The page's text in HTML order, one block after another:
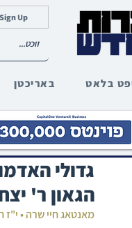
בלאט באריכטן
Up
גדולי
הגאון ר'
מאנטאג חיי שרה •